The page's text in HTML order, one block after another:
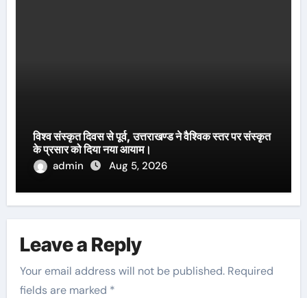
विश्व संस्कृत दिवस से पूर्व, उत्तराखण्ड ने वैश्विक स्तर पर संस्कृत
के प्रसार को दिया नया आयाम।
admin
Aug 5, 2026
Leave a Reply
Your email address will not be published. Required
fields are marked *